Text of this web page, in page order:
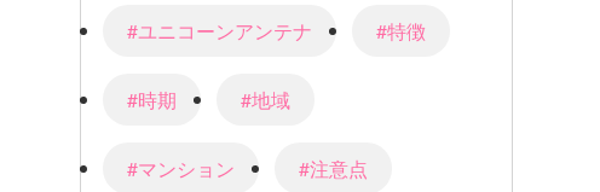
#ユニコーンアンテナ #特徴
#時期 #地域
#マンション #注意点